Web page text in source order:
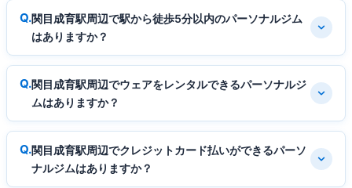
関目成育駅周辺で駅から徒歩5分以内のパーソナルジム
はありますか？
関目成育駅周辺でウェアをレンタルできるパーソナルジ
ムはありますか？
関目成育駅周辺でクレジットカード払いができるパーソ
ナルジムはありますか？